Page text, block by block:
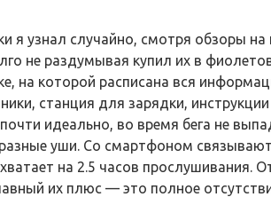
я узнал случайно, смотря обзоры
не раздумывая купил их в
на которой расписана вся
станция для зарядки,
идеально, во время бега не
уши. Со смартфоном
на 2.5 часов прослушивания.
их плюс — это полное